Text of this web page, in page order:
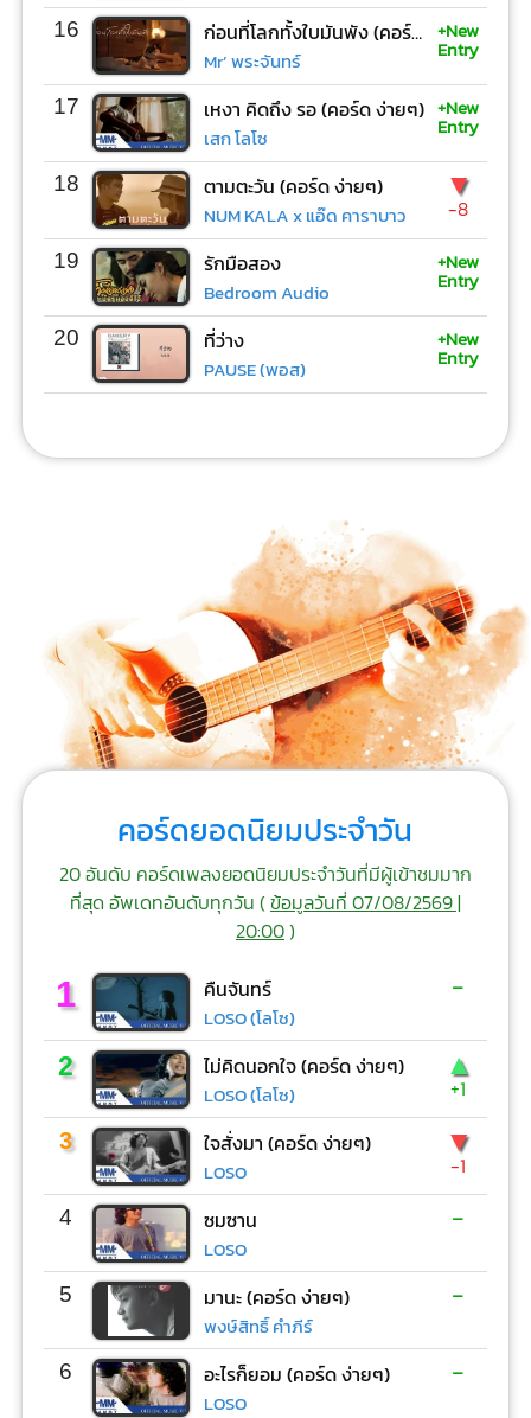
16 ก่อนที่โลกทั้งใบมันพัง (คอร์ด ง่ายๆ)
Mr’ พระจันทร์
+New
Entry
17 เหงา คิดถึง รอ (คอร์ด ง่ายๆ)
เสก โลโซ
+New
Entry
18 ตามตะวัน (คอร์ด ง่ายๆ)
NUM KALA x แอ๊ด คาราบาว
▼
-8
19 รักมือสอง
Bedroom Audio
+New
Entry
20 ที่ว่าง
PAUSE (พอส)
+New
Entry
คอร์ดยอดนิยมประจำวัน
20 อันดับ คอร์ดเพลงยอดนิยมประจำวันที่มีผู้เข้าชมมาก
ที่สุด อัพเดทอันดับทุกวัน (ข้อมูลวันที่ 07/08/2569 |
20:00)
1 คืนจันทร์
LOSO (โลโซ)
-
2 ไม่คิดนอกใจ (คอร์ด ง่ายๆ)
LOSO (โลโซ)
▲
+1
3 ใจสั่งมา (คอร์ด ง่ายๆ)
LOSO
▼
-1
4 ซมซาน
LOSO
-
5 มานะ (คอร์ด ง่ายๆ)
พงษ์สิทธิ์ คำภีร์
-
6 อะไรก็ยอม (คอร์ด ง่ายๆ)
LOSO
-